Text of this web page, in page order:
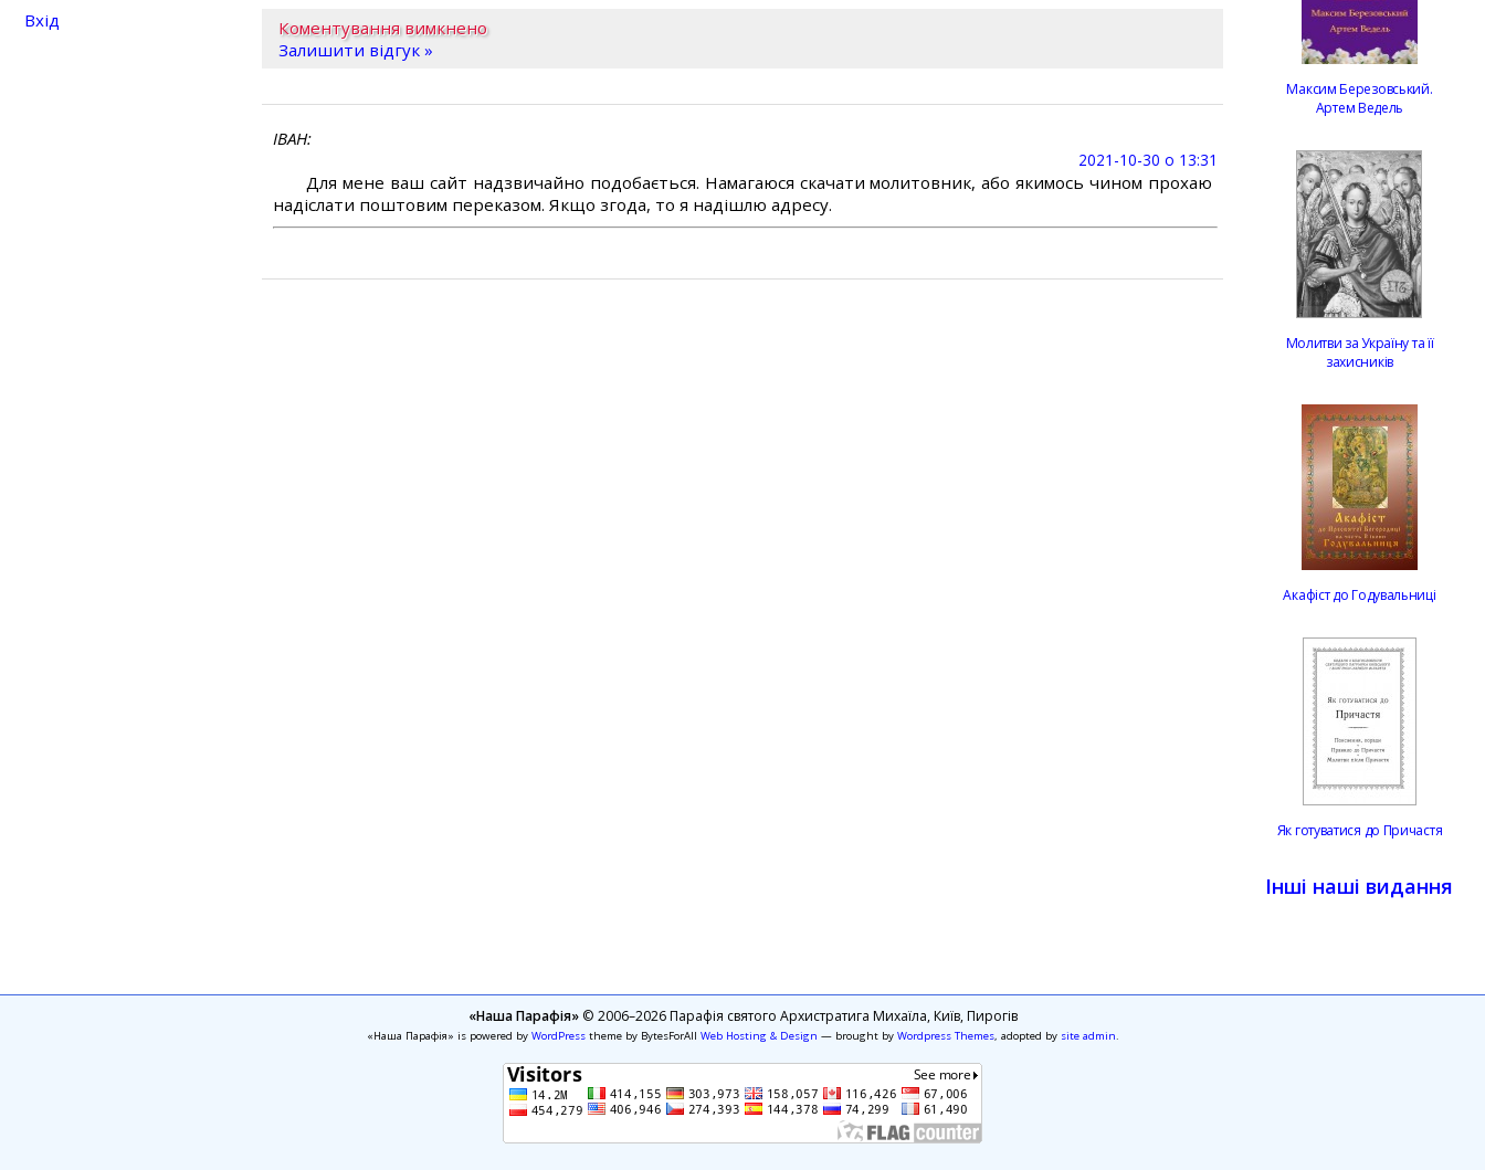
Коментування вимкнено
Залишити відгук »
ІВАН
2021-10-30 о 13:31
Для мене ваш сайт надзвичайно подобається. Намагаюся скачати молитовник, або якимось чином прохаю
надіслати поштовим переказом. Якщо згода, то я надішлю адресу.
Вхід
Максим Березовський.
Артем Ведель
Молитви за Україну та її
захисників
Акафіст до Годувальниці
Як готуватися до Причастя
Інші наші видання
«Наша Парафія»© 2006–2026 Парафія святого Архистратига Михаїла, Київ, Пирогів
«Наша Парафія» is powered by WordPresstheme by BytesForAll Web Hosting & Design — brought by Wordpress Themes, adopted by site admin.